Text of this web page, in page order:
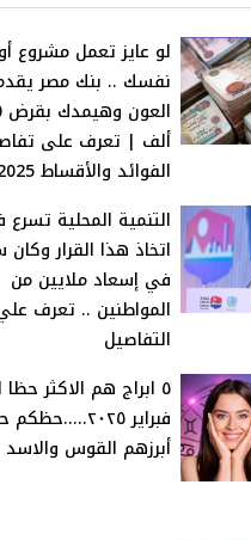
لو عايز تعمل مشروع
نفسك .. بنك مصر
ألف | تعرف على
الفوائد والأقساط 2025
التنمية المحلية
اتخاذ هذا القرار
في إسعاد ملايين من
المواطنين .. تعرف
التفاصيل
فبراير
أبرزهم القوس والاسد